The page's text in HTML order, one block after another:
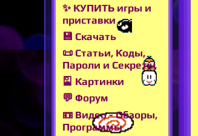
✨ КУПИТЬ игры и
приставки
💾 Скачать
📜 Статьи, Коды,
Пароли и Секреты
🎴 Картинки
💬 Форум
📼 Видео - Обзоры,
Программы